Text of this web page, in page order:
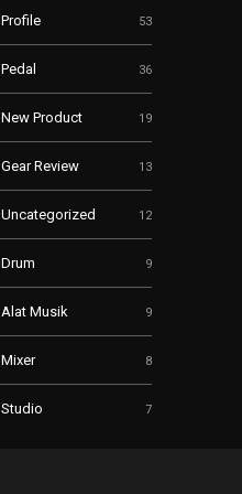
Profile 53
Pedal 36
New Product 19
Gear Review 13
Uncategorized 12
Drum 9
Alat Musik 9
Mixer 8
Studio 7